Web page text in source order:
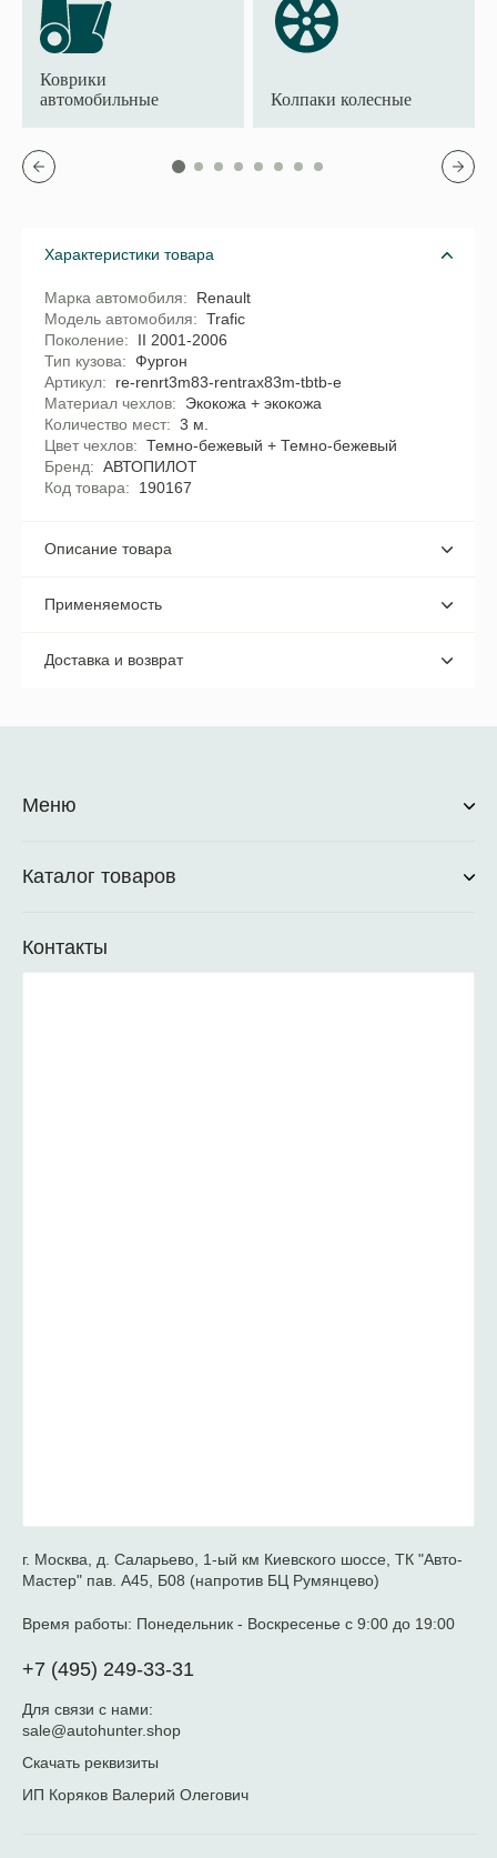
Коврики
автомобильные
Колпаки колесные
Характеристики товара
Марка автомобиля
Renault
Модель автомобиля
Trafic
Поколение
II 2001-2006
Тип кузова
Фургон
Артикул
re-renrt3m83-rentrax83m-tbtb-e
Материал чехлов
Экокожа + экокожа
Количество мест
3 м.
Цвет чехлов
Темно-бежевый + Темно-бежевый
Бренд
АВТОПИЛОТ
Код товара
190167
Описание товара
Применяемость
Доставка и возврат
Меню
Каталог товаров
Контакты
г. Москва, д. Саларьево, 1-ый км Киевского шоссе, ТК "Авто-
Мастер" пав. А45, Б08 (напротив БЦ Румянцево)
Время работы: Понедельник - Воскресенье с 9:00 до 19:00
+7 (495) 249-33-31
Для связи с нами:
sale@autohunter.shop
Скачать реквизиты
ИП Коряков Валерий Олегович